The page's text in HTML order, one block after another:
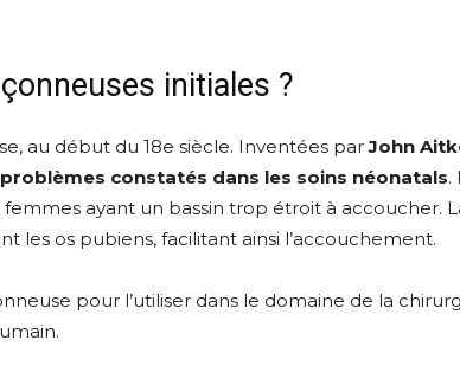
initiales ?
au début du 18e siècle. Inventées parJohn
constatés dans les soins néonatals.
ayant un bassin trop étroit à accoucher.
les os pubiens, facilitant ainsi l’accouchement.
pour l’utiliser dans le domaine de la